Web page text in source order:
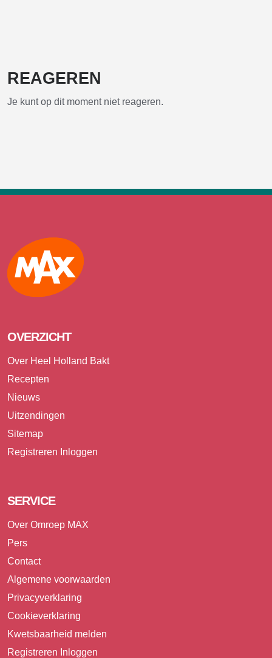
REAGEREN
Je kunt op dit moment niet reageren.
Max
OVERZICHT
Over Heel Holland Bakt
Recepten
Nieuws
Uitzendingen
Sitemap
Registreren Inloggen
SERVICE
Over Omroep MAX
Pers
Contact
Algemene voorwaarden
Privacyverklaring
Cookieverklaring
Kwetsbaarheid melden
Registreren Inloggen